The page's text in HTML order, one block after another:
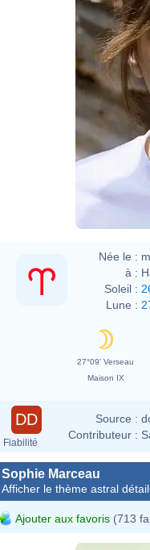
Née le :
à :
Soleil :
Lune :
27°09' Verseau
Maison IX
DD
Fiabilité
Source :
Contributeur :
Sophie Marceau
Afficher le thème astral
Ajouter aux favoris (713